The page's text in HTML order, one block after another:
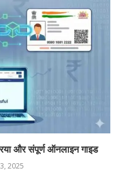
और संपूर्ण ऑनलाइन गाइड
2025